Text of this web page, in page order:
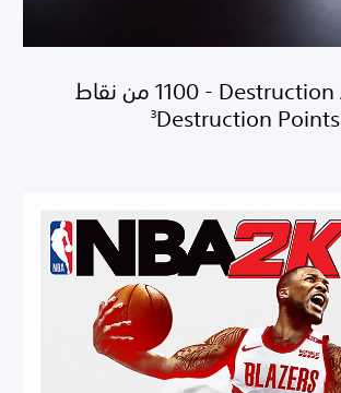
Destruction AllStars - ‏1100 من نقاط
Destruction Points
‏3